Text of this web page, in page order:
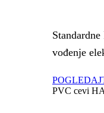
vođenje
PVC cevi